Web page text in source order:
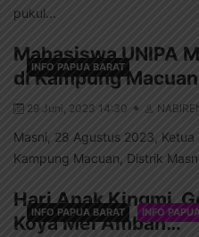
pukul...
INFO PAPUA BARAT
Mahasiswa UNIPA
di Kampung
29 Juni, 2023 14:30
Masni, 28 Agustus 2023,
Kampung Macuan, Distrik
INFO PAPUA BARAT INFO
Hari Anak Kingmi,
Koya Mei Amban…